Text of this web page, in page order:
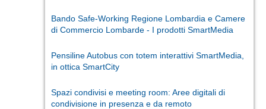
Bando Safe-Working Regione Lombardia e Camere
di Commercio Lombarde - I prodotti SmartMedia
Pensiline Autobus con totem interattivi SmartMedia,
in ottica SmartCity
Spazi condivisi e meeting room: Aree digitali di
condivisione in presenza e da remoto